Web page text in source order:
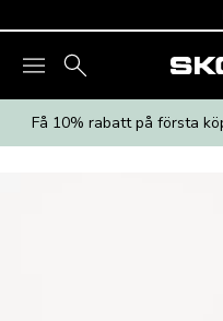
Få 10% rabatt på första